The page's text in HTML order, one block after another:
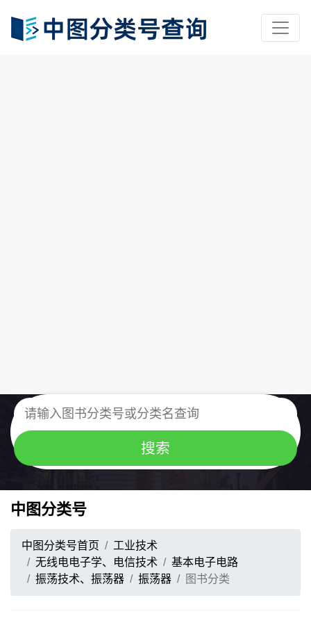
中图分类号
中图分类号首页
工业技术
无线电电子学、电信技术
基本电子电路
振荡技术、振荡器
振荡器 图书分类